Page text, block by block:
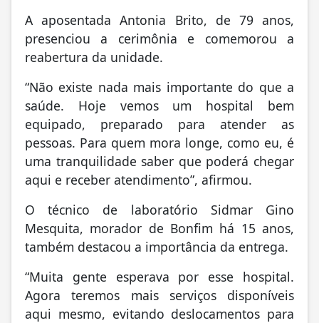
A aposentada Antonia Brito, de 79 anos,
presenciou a cerimônia e comemorou a
reabertura da unidade.
“Não existe nada mais importante do que a
saúde. Hoje vemos um hospital bem
equipado, preparado para atender as
pessoas. Para quem mora longe, como eu, é
uma tranquilidade saber que poderá chegar
aqui e receber atendimento”, afirmou.
O técnico de laboratório Sidmar Gino
Mesquita, morador de Bonfim há 15 anos,
também destacou a importância da entrega.
“Muita gente esperava por esse hospital.
Agora teremos mais serviços disponíveis
aqui mesmo, evitando deslocamentos para